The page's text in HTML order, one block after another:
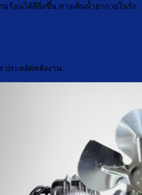
มร้อนได้ดียิ่งขึ้น ทางเดินน้ำยาภายในรัง
ประหยัดพลังงาน